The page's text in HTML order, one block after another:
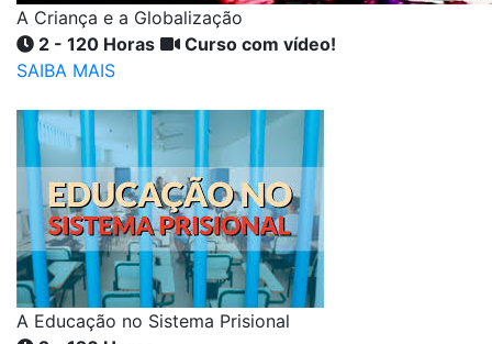
A Criança e a Globalização
2 - 120 Horas
Curso com vídeo!
SAIBA MAIS
A Educação no Sistema Prisional